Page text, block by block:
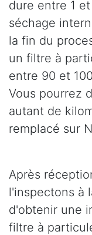
dure entre 1
séchage
la fin du
un filtre à
entre 90 et
Vous pourrez
autant de
remplacé sur
Après
l'inspectons à
d'obtenir une
filtre à